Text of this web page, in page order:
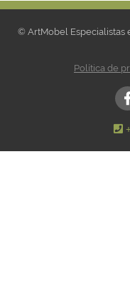
© ArtMobel Especialistas
Política de